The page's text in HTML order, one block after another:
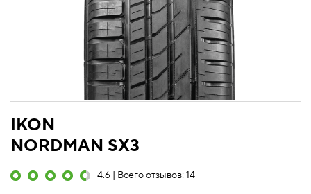
IKON
NORDMAN SX3
4.6 | Всего отзывов: 14